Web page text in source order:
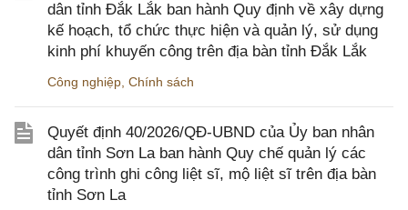
dân tỉnh Đắk Lắk ban hành Quy định về xây dựng
kế hoạch, tổ chức thực hiện và quản lý, sử dụng
kinh phí khuyến công trên địa bàn tỉnh Đắk Lắk
Công nghiệp Chính sách
Quyết định 40/2026/QĐ-UBND của Ủy ban nhân
dân tỉnh Sơn La ban hành Quy chế quản lý các
công trình ghi công liệt sĩ, mộ liệt sĩ trên địa bàn
tỉnh Sơn La